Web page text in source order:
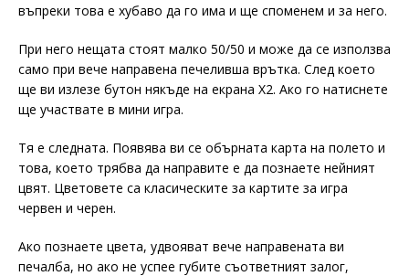
въпреки това е хубаво да го има и ще споменем и за него.
При него нещата стоят малко 50/50 и може да се използва
само при вече направена печеливша врътка. След което
ще ви излезе бутон някъде на екрана X2. Ако го натиснете
ще участвате в мини игра.
Тя е следната. Появява ви се обърната карта на полето и
това, което трябва да направите е да познаете нейният
цвят. Цветовете са класическите за картите за игра
червен и черен.
Ако познаете цвета, удвояват вече направената ви
печалба, но ако не успее губите съответният залог,